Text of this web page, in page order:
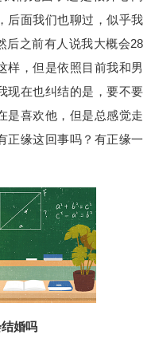
后面我们也聊过，似乎我
后之前有人说我大概会28
样，但是依照目前我和男
现在也纠结的是，要不要
是喜欢他，但是总感觉走
正缘这回事吗？有正缘一
婚吗